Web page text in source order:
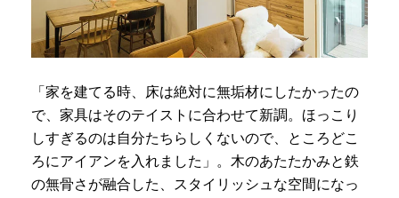
「家を建てる時、床は絶対に無垢材にしたかったの
で、家具はそのテイストに合わせて新調。ほっこり
しすぎるのは自分たちらしくないので、ところどこ
ろにアイアンを入れました」。木のあたたかみと鉄
の無骨さが融合した、スタイリッシュな空間になっ